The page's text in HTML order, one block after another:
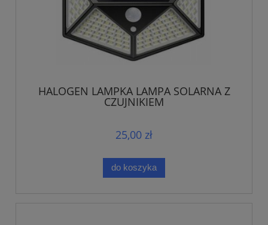
HALOGEN LAMPKA LAMPA SOLARNA Z
CZUJNIKIEM
25,00 zł
do koszyka